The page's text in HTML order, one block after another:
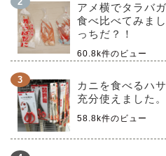
アメ横でタラバ
食べ比べてみま
っちだ？！
60.8k件のビュー
カニを食べるハ
充分使えました。
58.8k件のビュー